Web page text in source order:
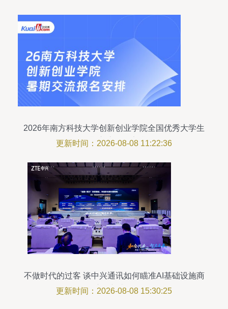
2026年南方科技大学创新创业学院全国优秀大学生
暑期交流报名安排
更新时间：2026-08-08 11:22:36
不做时代的过客 谈中兴通讯如何瞄准AI基础设施商
这个新坐标
更新时间：2026-08-08 15:30:25